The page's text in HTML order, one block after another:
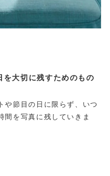
を大切に残すためのもの
や節目の日に限らず、いつ
間を写真に残していきま